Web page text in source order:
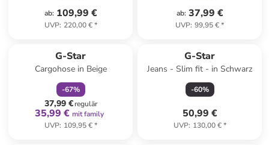
ab: 109,99 €
UVP: 220,00 €*
ab: 37,99 €
UVP: 99,95 €*
G-Star
Cargohose in Beige
-67%
37,99 €regulär
35,99 € mit family
UVP: 109,95 €*
G-Star
Jeans - Slim fit - in Schwarz
-60%
50,99 €
UVP: 130,00 €*